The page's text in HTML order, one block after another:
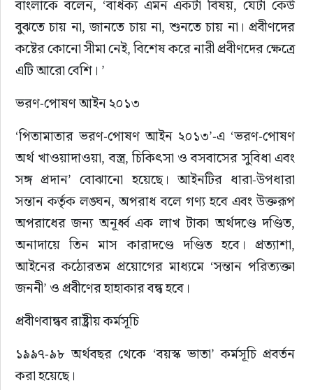
বাংলাকে বলেন, ‘বার্ধক্য এমন একটা বিষয়, যেটা কেউ
বুঝতে চায় না, জানতে চায় না, শুনতে চায় না। প্রবীণদের
কষ্টের কোনো সীমা নেই, বিশেষ করে নারী প্রবীণদের ক্ষেত্রে
এটি আরো বেশি। ’
ভরণ-পোষণ আইন ২০১৩
‘পিতামাতার ভরণ-পোষণ আইন ২০১৩’-এ ‘ভরণ-পোষণ
অর্থ খাওয়াদাওয়া, বস্ত্র, চিকিৎসা ও বসবাসের সুবিধা এবং
সঙ্গ প্রদান’ বোঝানো হয়েছে। আইনটির ধারা-উপধারা
সন্তান কর্তৃক লঙ্ঘন, অপরাধ বলে গণ্য হবে এবং উক্তরূপ
অপরাধের জন্য অনূর্ধ্ব এক লাখ টাকা অর্থদণ্ডে দণ্ডিত,
অনাদায়ে তিন মাস কারাদণ্ডে দণ্ডিত হবে। প্রত্যাশা,
আইনের কঠোরতম প্রয়োগের মাধ্যমে ‘সন্তান পরিত্যক্তা
জননী’ ও প্রবীণের হাহাকার বন্ধ হবে।
প্রবীণবান্ধব রাষ্ট্রীয় কর্মসূচি
১৯৯৭-৯৮ অর্থবছর থেকে ‘বয়স্ক ভাতা’ কর্মসূচি প্রবর্তন
করা হয়েছে।